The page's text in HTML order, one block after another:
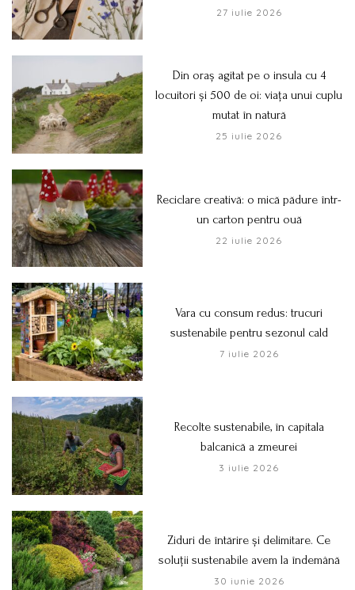
27 iulie 2026
Din oraș agitat pe o insula cu 4
locuitori și 500 de oi: viața unui cuplu
mutat în natură
25 iulie 2026
Reciclare creativă: o mică pădure într-
un carton pentru ouă
22 iulie 2026
Vara cu consum redus: trucuri
sustenabile pentru sezonul cald
7 iulie 2026
Recolte sustenabile, în capitala
balcanică a zmeurei
3 iulie 2026
Ziduri de întărire și delimitare. Ce
soluții sustenabile avem la îndemână
30 iunie 2026